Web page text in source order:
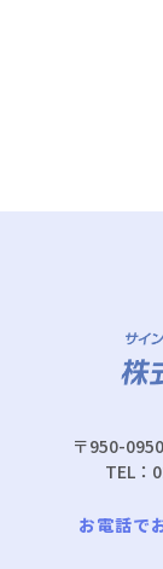
〒950-
TEL：
お電話で